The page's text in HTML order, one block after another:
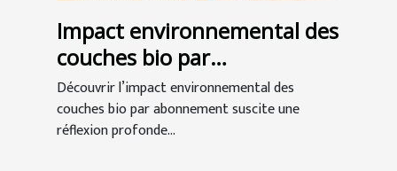
Impact environnemental des
couches bio par
abonnement
Découvrir l’impact environnemental des
couches bio par abonnement suscite une
réflexion profonde...